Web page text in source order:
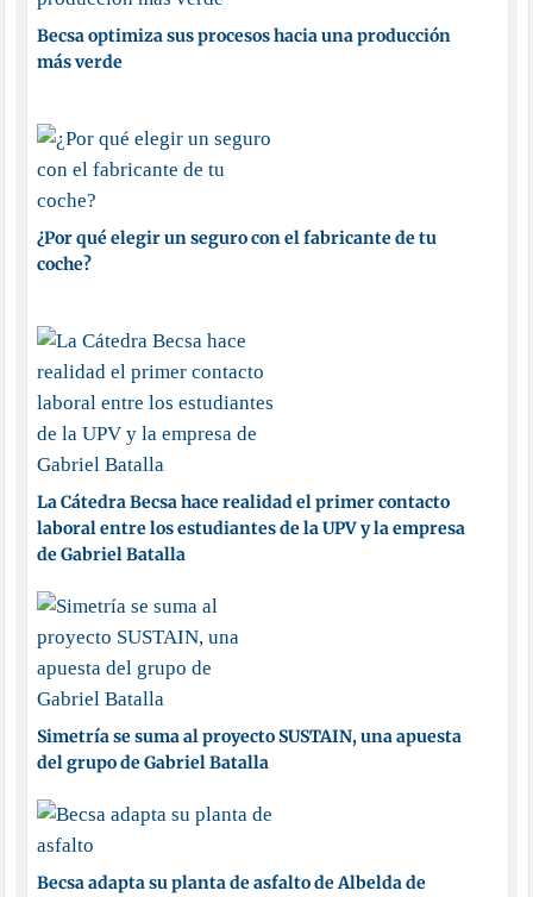
Becsa optimiza sus procesos hacia una producción
más verde
¿Por qué elegir un seguro con el fabricante de tu
coche?
La Cátedra Becsa hace realidad el primer contacto
laboral entre los estudiantes de la UPV y la empresa
de Gabriel Batalla
Simetría se suma al proyecto SUSTAIN, una apuesta
del grupo de Gabriel Batalla
Becsa adapta su planta de asfalto de Albelda de